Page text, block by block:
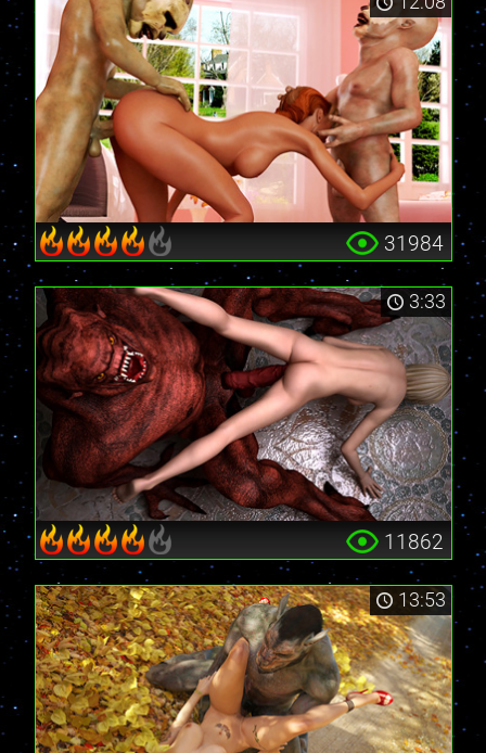
31984
3:33
11862
13:53